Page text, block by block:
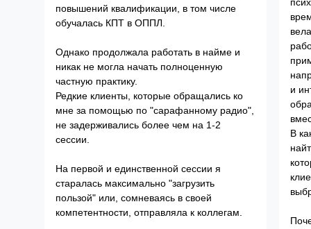
повышений квалификации, в том числе
обучалась КПТ в ОППЛ.
Однако продолжала работать в найме и
никак не могла начать полноценную
частную практику.
Редкие клиенты, которые обращались ко
мне за помощью по "сарафанному радио",
не задерживались более чем на 1-2
сессии.
На первой и единственной сессии я
старалась максимально "загрузить
пользой" или, сомневаясь в своей
компетентности, отправляла к коллегам.
и
В